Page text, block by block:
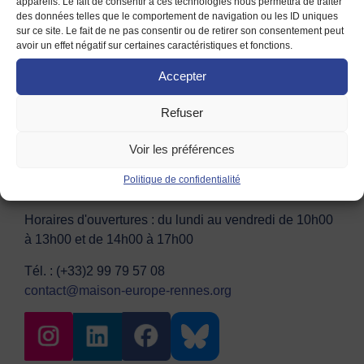
des données telles que le comportement de navigation ou les ID uniques
sur ce site. Le fait de ne pas consentir ou de retirer son consentement peut
avoir un effet négatif sur certaines caractéristiques et fonctions.
Accepter
Refuser
Voir les préférences
Politique de confidentialité
Mentions légales
Maison de l'Europe de Rennes et de Haute
10 Place du Parlement de Bretagne, 35000 Rennes
Horaires d'ouvertures : du lundi au vendredi de 10h00
à 13h00 et de 14h00 à 17h00
Tél. : (+33)2 99 79 57 08
contact@maison-europe-rennes.org